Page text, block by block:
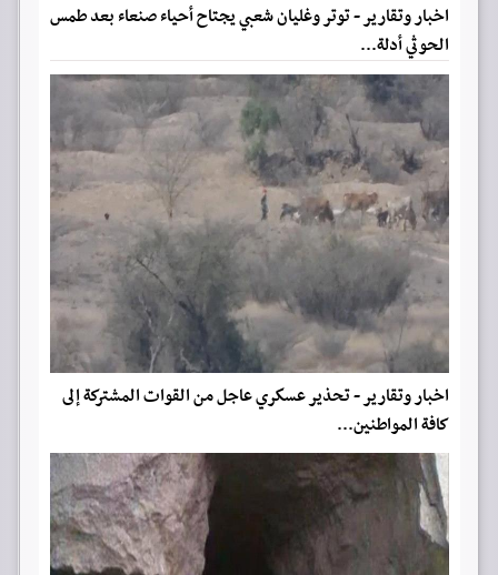
اخبار وتقارير - توتر وغليان شعبي يجتاح أحياء صنعاء بعد طمس
الحوثي أدلة...
اخبار وتقارير - تحذير عسكري عاجل من القوات المشتركة إلى
كافة المواطنين...